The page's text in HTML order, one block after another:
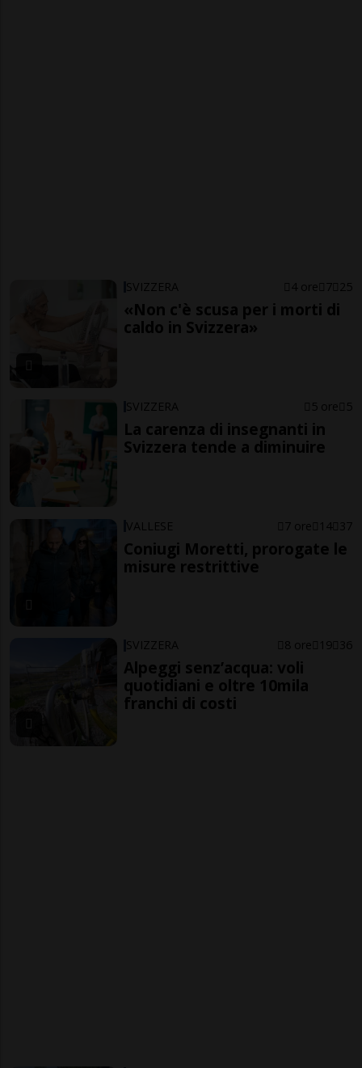
SVIZZERA 4 ore 7 25
«Non c'è scusa per i morti di
caldo in Svizzera»
SVIZZERA 5 ore 5
La carenza di insegnanti in
Svizzera tende a diminuire
VALLESE 7 ore 14 37
Coniugi Moretti, prorogate le
misure restrittive
SVIZZERA 8 ore 19 36
Alpeggi senz’acqua: voli
quotidiani e oltre 10mila
franchi di costi